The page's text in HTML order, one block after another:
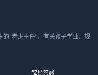
“老班主任”。有关孩子学业、规
解疑答惑